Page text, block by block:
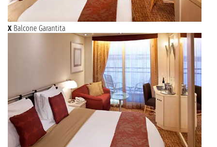
X Balcone Garantita